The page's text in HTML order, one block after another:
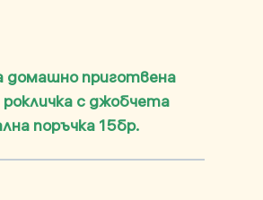
домашно приготвена
рокличка с джобчета
поръчка 15бр.